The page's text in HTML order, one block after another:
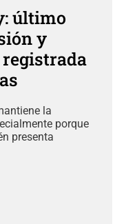
último
y
la
porque
presenta